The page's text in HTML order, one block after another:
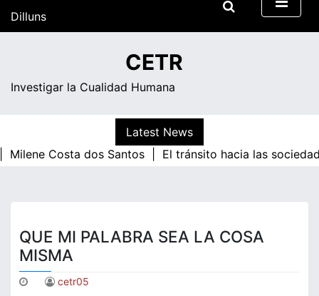
Dilluns
CETR
Investigar la Cualidad Humana
Latest News
Milene Costa dos Santos | El tránsito hacia las
QUE MI PALABRA SEA LA COSA
MISMA
cetr05